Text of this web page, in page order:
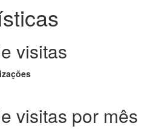
visitas
visitas por mês